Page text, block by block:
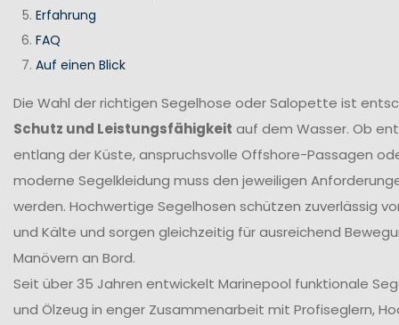
Erfahrung
FAQ
Auf einen Blick
Die Wahl der richtigen Segelhose oder Salopette ist
Schutz und Leistungsfähigkeit auf dem Wasser. Ob
entlang der Küste, anspruchsvolle Offshore-Passagen
moderne Segelkleidung muss den jeweiligen
werden. Hochwertige Segelhosen schützen zuverlässig
und Kälte und sorgen gleichzeitig für ausreichend
Manövern an Bord.
Seit über 35 Jahren entwickelt Marinepool funktionale
und Ölzeug in enger Zusammenarbeit mit Profiseglern,